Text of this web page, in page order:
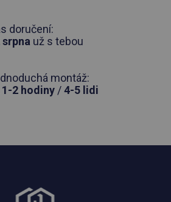
doručení:
srpna už s tebou
montáž:
1-2 hodiny /4-5 lidi